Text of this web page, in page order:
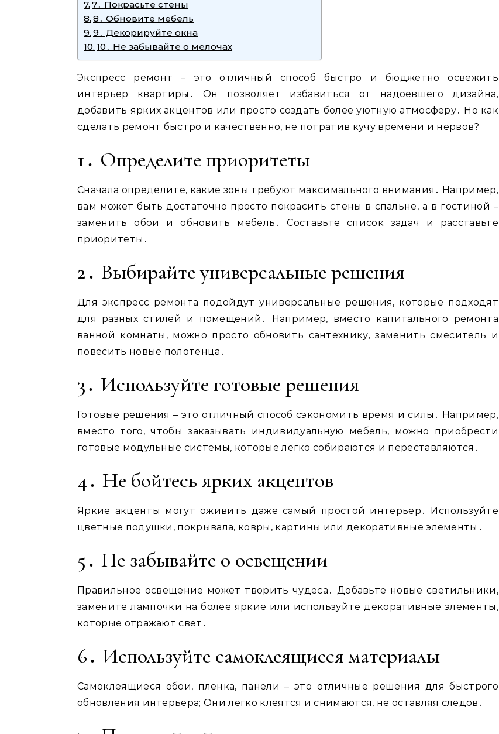
7․ Покрасьте стены
8․ Обновите мебель
9․ Декорируйте окна
10․ Не забывайте о мелочах
Экспресс ремонт – это отличный способ быстро и бюджетно освежить
интерьер квартиры․ Он позволяет избавиться от надоевшего дизайна,
добавить ярких акцентов или просто создать более уютную атмосферу․ Но как
сделать ремонт быстро и качественно, не потратив кучу времени и нервов?
1․ Определите приоритеты
Сначала определите, какие зоны требуют максимального внимания․ Например,
вам может быть достаточно просто покрасить стены в спальне, а в гостиной –
заменить обои и обновить мебель․ Составьте список задач и расставьте
приоритеты․
2․ Выбирайте универсальные решения
Для экспресс ремонта подойдут универсальные решения, которые подходят
для разных стилей и помещений․ Например, вместо капитального ремонта
ванной комнаты, можно просто обновить сантехнику, заменить смеситель и
повесить новые полотенца․
3․ Используйте готовые решения
Готовые решения – это отличный способ сэкономить время и силы․ Например,
вместо того, чтобы заказывать индивидуальную мебель, можно приобрести
готовые модульные системы, которые легко собираются и переставляются․
4․ Не бойтесь ярких акцентов
Яркие акценты могут оживить даже самый простой интерьер․ Используйте
цветные подушки, покрывала, ковры, картины или декоративные элементы․
5․ Не забывайте о освещении
Правильное освещение может творить чудеса․ Добавьте новые светильники,
замените лампочки на более яркие или используйте декоративные элементы,
которые отражают свет․
6․ Используйте самоклеящиеся материалы
Самоклеящиеся обои, пленка, панели – это отличные решения для быстрого
обновления интерьера; Они легко клеятся и снимаются, не оставляя следов․